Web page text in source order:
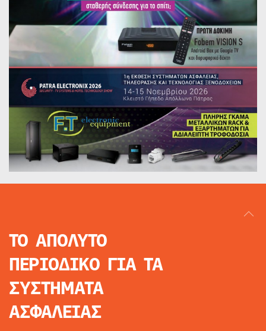
ΤΟ ΑΠΟΛΥΤΟ
ΠΕΡΙΟΔΙΚΟ ΓΙΑ ΤΑ
ΣΥΣΤΗΜΑΤΑ
ΑΣΦΑΛΕΙΑΣ